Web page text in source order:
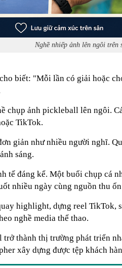
Nghề nhiếp ảnh lên ngôi
biết: "Mỗi lần có giải hoặc
chụp ảnh pickleball lên ngôi.
TikTok.
giản như nhiều người nghĩ.
sáng.
tế đáng kể. Một buổi chụp cá
nhiều ngày cùng nguồn thu
highlight, dựng reel TikTok,
nghề media thể thao.
thành thị trường phát triển
xây dựng được tệp khách